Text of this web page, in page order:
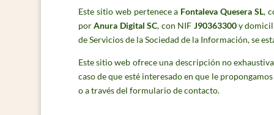
Este sitio web pertenece a Fontaleva Quesera SL,
porAnura Digital SC, con NIF J90363300y
de Servicios de la Sociedad de la Información, se
Este sitio web ofrece una descripción no
caso de que esté interesado en que le
o a través del formulario de contacto.